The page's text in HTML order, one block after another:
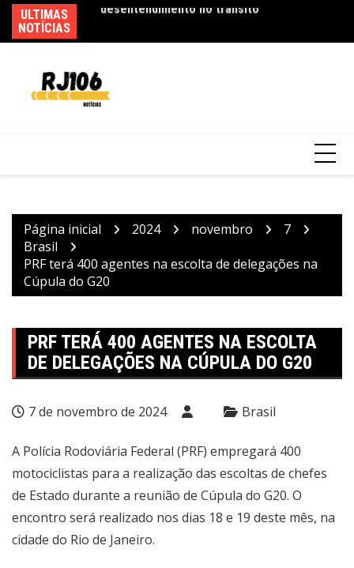
para
o
ULTIMAS
NOTÍCIAS
para servidores públicos
Página inicial 2024 novembro
7
Brasil
PRF terá 400 agentes na escolta de delegações na
Cúpula do G20
PRF TERÁ 400 AGENTES NA ESCOLTA
DE DELEGAÇÕES NA CÚPULA DO G20
7 de novembro de 2024 Brasil
A Polícia Rodoviária Federal (PRF) empregará 400
motociclistas para a realização das escoltas de chefes
de Estado durante a reunião de Cúpula do G20. O
encontro será realizado nos dias 18 e 19 deste mês, na
cidade do Rio de Janeiro.